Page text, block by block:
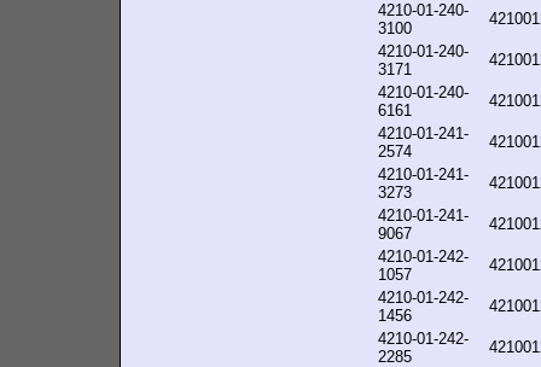
4210-01-240-
3100
4210-01-240-
3171
4210-01-240-
6161
4210-01-241-
2574
4210-01-241-
3273
4210-01-241-
9067
4210-01-242-
1057
4210-01-242-
1456
4210-01-242-
2285